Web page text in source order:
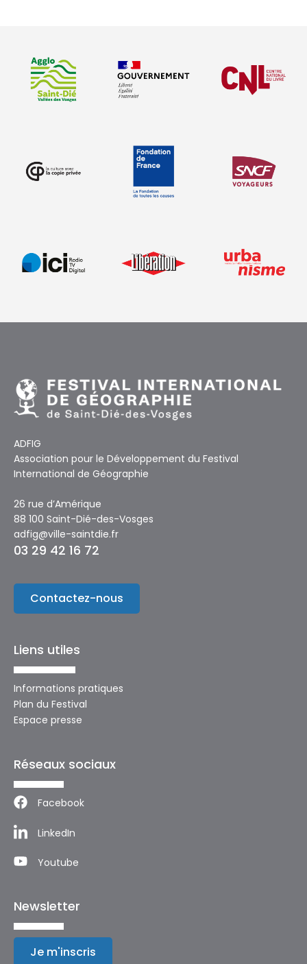
ADFIG
Association pour le Développement du Festival
International de Géographie
26 rue d’Amérique
88 100 Saint-Dié-des-Vosges
adfig@ville-saintdie.fr
03 29 42 16 72
Contactez-nous
Liens utiles
Informations pratiques
Plan du Festival
Espace presse
Réseaux sociaux
Facebook
LinkedIn
Youtube
Newsletter
Je m'inscris